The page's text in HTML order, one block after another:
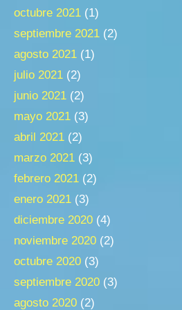
octubre 2021 (1)
septiembre 2021 (2)
agosto 2021 (1)
julio 2021 (2)
junio 2021 (2)
mayo 2021 (3)
abril 2021 (2)
marzo 2021 (3)
febrero 2021 (2)
enero 2021 (3)
diciembre 2020 (4)
noviembre 2020 (2)
octubre 2020 (3)
septiembre 2020 (3)
agosto 2020 (2)